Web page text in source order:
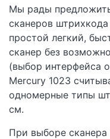
Мы рады
сканеров
простой легкий,
сканер без
(выбор интерфейса
Mercury 1023
одномерные типы
см.
При выборе сканера